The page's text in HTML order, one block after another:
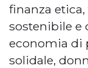
finanza
sostenibile e
economia di
solidale,